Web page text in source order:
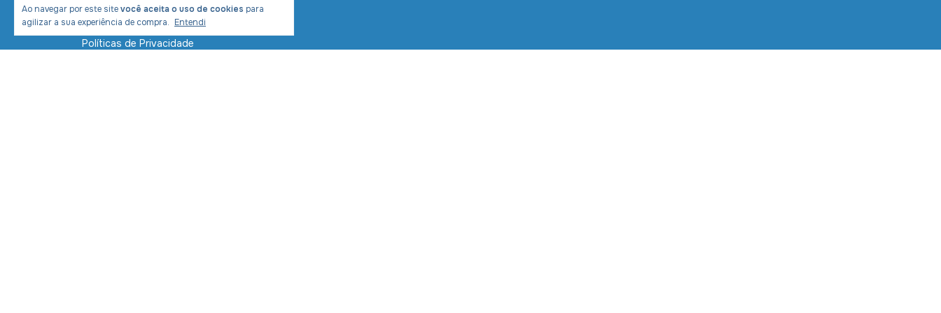
Ao navegar por este sitevocê aceita o uso de cookies para
agilizar a sua experiência de compra. Entendi
Contato
Políticas de Privacidade